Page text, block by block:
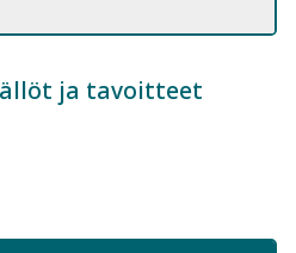
ja tavoitteet